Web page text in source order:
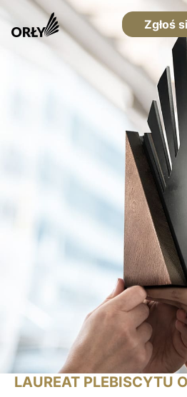
Zgłoś
LAUREAT PLEBISCYTU